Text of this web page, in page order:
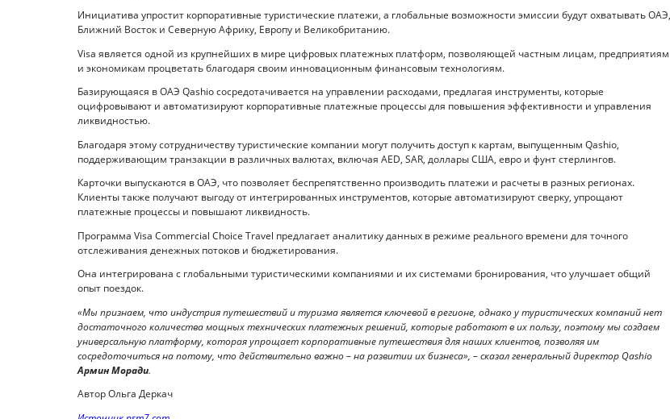
Инициатива упростит корпоративные туристические платежи, а глобальные возможности эмиссии будут охватывать ОАЭ,
Ближний Восток и Северную Африку, Европу и Великобританию.
Visa является одной из крупнейших в мире цифровых платежных платформ, позволяющей частным лицам, предприятиям
и экономикам процветать благодаря своим инновационным финансовым технологиям.
Базирующаяся в ОАЭ Qashio сосредотачивается на управлении расходами, предлагая инструменты, которые
оцифровывают и автоматизируют корпоративные платежные процессы для повышения эффективности и управления
ликвидностью.
Благодаря этому сотрудничеству туристические компании могут получить доступ к картам, выпущенным Qashio,
поддерживающим транзакции в различных валютах, включая AED, SAR, доллары США, евро и фунт стерлингов.
Карточки выпускаются в ОАЭ, что позволяет беспрепятственно производить платежи и расчеты в разных регионах.
Клиенты также получают выгоду от интегрированных инструментов, которые автоматизируют сверку, упрощают
платежные процессы и повышают ликвидность.
Программа Visa Commercial Choice Travel предлагает аналитику данных в режиме реального времени для точного
отслеживания денежных потоков и бюджетирования.
Она интегрирована с глобальными туристическими компаниями и их системами бронирования, что улучшает общий
опыт поездок.
«Мы признаем, что индустрия путешествий и туризма является ключевой в регионе, однако у туристических компаний нет
достаточного количества мощных технических платежных решений, которые работают в их пользу, поэтому мы создаем
универсальную платформу, которая упрощает корпоративные путешествия для наших клиентов, позволяя им
сосредоточиться на потому, что действительно важно – на развитии их бизнеса», – сказал генеральный директор Qashio
Армин Моради.
Автор Ольга Деркач